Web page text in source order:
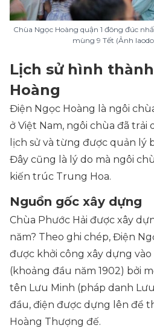
Chùa Ngọc Hoàng quận 1 đông đúc
mùng 9 Tết (Ảnh
Lịch sử hình
Hoàng
Điện Ngọc Hoàng là ngôi
ở Việt Nam, ngôi chùa đã trải
lịch sử và từng được quản lý
Đây cũng là lý do mà ngôi
kiến trúc Trung Hoa.
Nguồn gốc xây dựng
Chùa Phước Hải được xây
năm? Theo ghi chép, Điện
được khởi công xây dựng
(khoảng đầu năm 1902) bởi
tên Lưu Minh (pháp danh
đầu, điện được dựng lên để
Hoàng Thượng đế.